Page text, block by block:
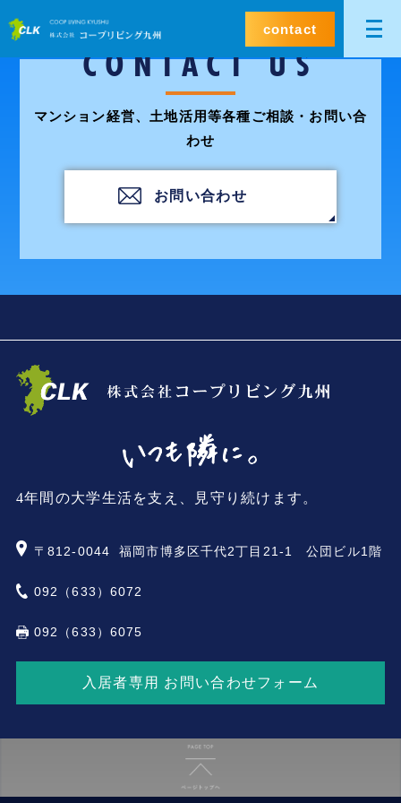
contact
CONTACT US
マンション経営、土地活用等各種ご相談・お問い合
わせ
お問い合わせ
4年間の大学生活を支え、見守り続けます。
〒812-0044 福岡市博多区千代2丁目21-1 公団ビル1階
092（633）6072
092（633）6075
入居者専用 お問い合わせフォーム